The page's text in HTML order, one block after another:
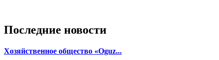
Последние новости
Хозяйственное общество «Oguz...